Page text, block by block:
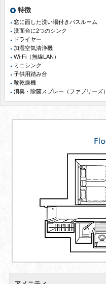
特徴
窓に面した洗い場付きバスルーム
洗面台に2つのシンク
ドライヤー
加湿空気清浄機
Wi-Fi（無線LAN）
ミニシンク
子供用踏み台
靴乾燥機
消臭・除菌スプレー（ファブリーズ）